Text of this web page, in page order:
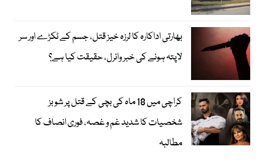
بھارتی اداکارہ کا لرزہ خیز قتل، جسم کے ٹکڑے اور سر
لاپتہ ہونے کی خبر وائرل، حقیقت کیا ہے؟
کراچی میں 18 ماہ کی بچی کے قتل پر شوبز
شخصیات کا شدید غم و غصہ، فوری انصاف کا
مطالبہ